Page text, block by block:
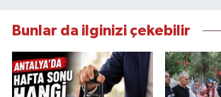
Bunlar da ilginizi çekebilir